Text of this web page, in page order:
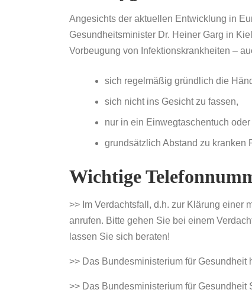
Angesichts der aktuellen Entwicklung in
Gesundheitsminister Dr. Heiner Garg in
Vorbeugung von Infektionskrankheiten –
sich regelmäßig gründlich die
sich nicht ins Gesicht zu fassen,
nur in ein Einwegtaschentuch
grundsätzlich Abstand zu kranken
Wichtige
>> Im Verdachtsfall, d.h. zur Klärung einer
anrufen. Bitte gehen Sie bei einem
lassen Sie sich beraten!
>> Das Bundesministerium für
>> Das Bundesministerium für